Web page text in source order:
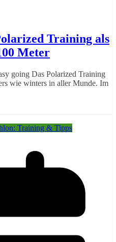
Training als
Meter
going Das Polarized Training
wie winters in aller Munde. Im
Training & Tipps